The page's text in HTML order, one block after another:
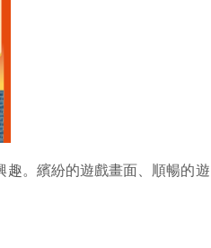
趣。繽紛的遊戲畫面、順暢的遊